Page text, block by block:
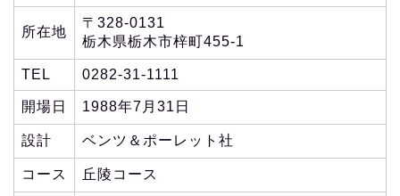
所在地
〒328-0131
栃木県栃木市梓町455-1
TEL 0282-31-1111
開場日 1988年7月31日
設計 ベンツ＆ポーレット社
コース 丘陵コース